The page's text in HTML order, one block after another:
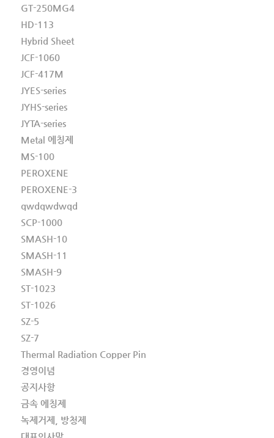
GT-250MG4
HD-113
Hybrid Sheet
JCF-1060
JCF-417M
JYES-series
JYHS-series
JYTA-series
Metal 에칭제
MS-100
PEROXENE
PEROXENE-3
qwdqwdwqd
SCP-1000
SMASH-10
SMASH-11
SMASH-9
ST-1023
ST-1026
SZ-5
SZ-7
Thermal Radiation Copper Pin
경영이념
공지사항
금속 에칭제
녹제거제, 방청제